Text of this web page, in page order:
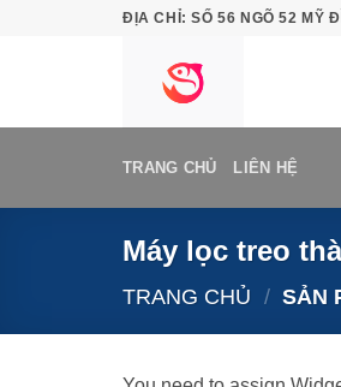
ĐỊA CHỈ: SỐ 56 NGÕ 52 MỸ
TRANG CHỦ LIÊN HỆ
Máy lọc treo
TRANG CHỦ / SẢN